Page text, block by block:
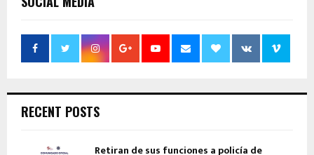
RECENT POSTS
Retiran de sus funciones a policía de